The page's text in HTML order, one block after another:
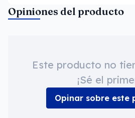
Opiniones del producto
Este producto no
¡Sé el
Opinar sobre este